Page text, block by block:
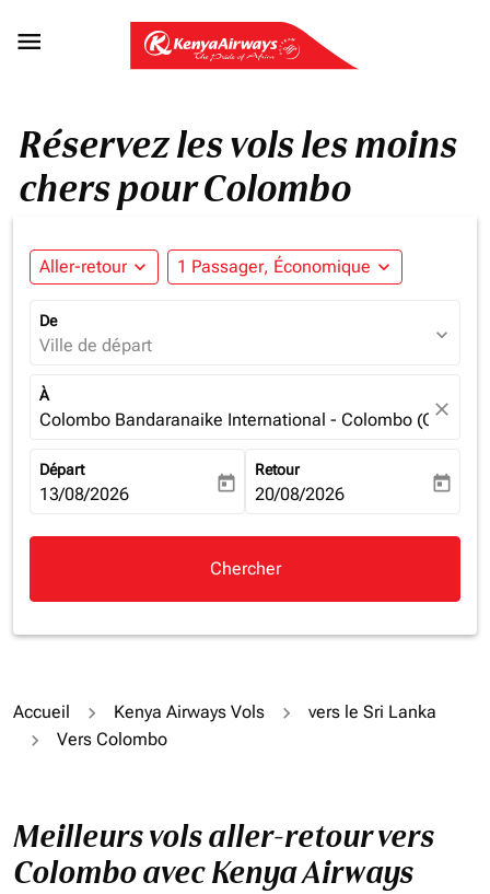

Réservez les vols les moins
chers pour Colombo
Aller-retour expand_more 1 Passager, Économique expand_more
De
Ville de départ expand_more
À
Colombo Bandaranaike International - Colombo (CMB),
close
Départ
fc-booking-departure-date-aria-label
13/08/2026 today
Retour
fc-booking-return-date-aria-
20/08/2026 today
Chercher
Accueil Kenya Airways Vols
vers le Sri Lanka
Vers Colombo
Meilleurs vols aller-retour vers
Colombo avec Kenya Airways